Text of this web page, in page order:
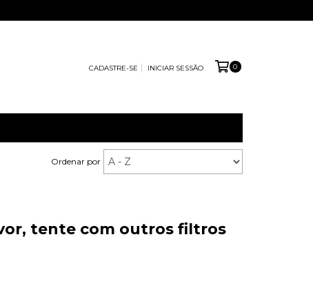
CADASTRE-SE INICIAR SESSÃO 0
Ordenar por
tente com outros filtros